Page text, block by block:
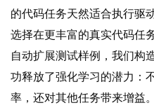
的代码任务天然适合执行驱
选择在更丰富的真实代码任
自动扩展测试样例，我们构
功释放了强化学习的潜力：
率，还对其他任务带来增益